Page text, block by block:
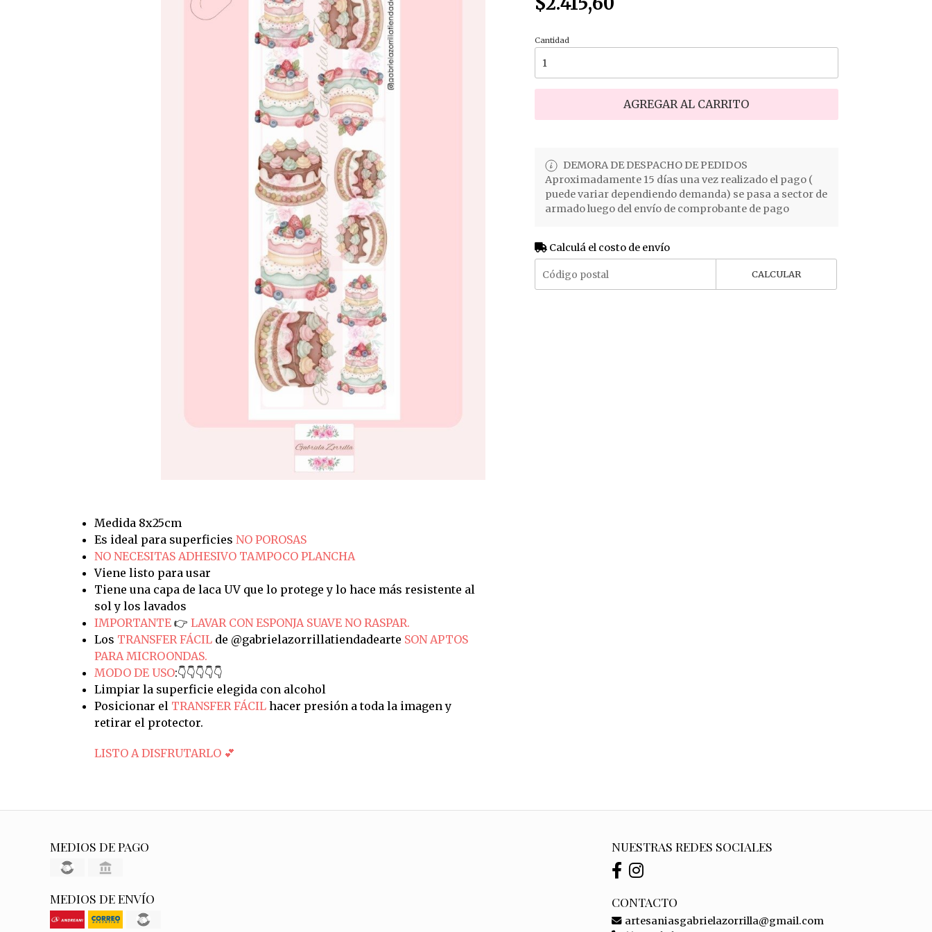
Medida 8x25cm
Es ideal para superficies NO POROSAS
NO NECESITAS ADHESIVO TAMPOCO PLANCHA
Viene listo para usar
Tiene una capa de laca UV que lo protege y lo hace más resistente al
sol y los lavados
IMPORTANTE 👉 LAVAR CON ESPONJA SUAVE NO RASPAR.
Los TRANSFER FÁCILde @gabrielazorrillatiendadearte SON APTOS
PARA MICROONDAS.
MODO DE USO:👇👇👇👇👇
Limpiar la superficie elegida con alcohol
Posicionar el TRANSFER FÁCILhacer presión a toda la imagen y
retirar el protector.
LISTO A DISFRUTARLO 💕
Cantidad
AGREGAR AL CARRITO
DEMORA DE DESPACHO DE PEDIDOS
Aproximadamente 15 días una vez realizado el pago (
puede variar dependiendo demanda) se pasa a sector de
armado luego del envío de comprobante de pago
Calculá el costo de envío
CALCULAR
MEDIOS DE PAGO
MEDIOS DE ENVÍO
NUESTRAS REDES SOCIALES
CONTACTO
artesaniasgabrielazorrilla@gmail.com